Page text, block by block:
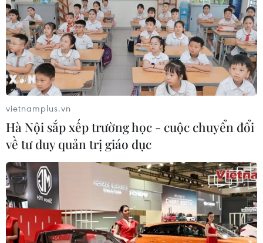
Thời tiết cuối tuần: Hà Nội nóng 36 độ C,
trên biển đề phòng lốc xoáy
15/09/2019 00:04
Trong ngày và đêm 15/9, ở vùng biển từ Bình Thuận
đến Cà Mau, khu vực giữa và Nam Biển Đông có mưa
rào và dông.
vietnamplus.vn
Hà Nội sắp xếp trường học - cuộc chuyển đổi
về tư duy quản trị giáo dục